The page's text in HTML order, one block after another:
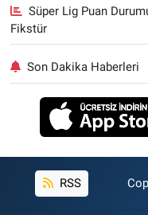
Süper Lig Puan
Fikstür
Son Dakika Haberleri
RSS